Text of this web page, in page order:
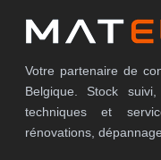
Votre partenaire de
Belgique. Stock
techniques et
rénovations,